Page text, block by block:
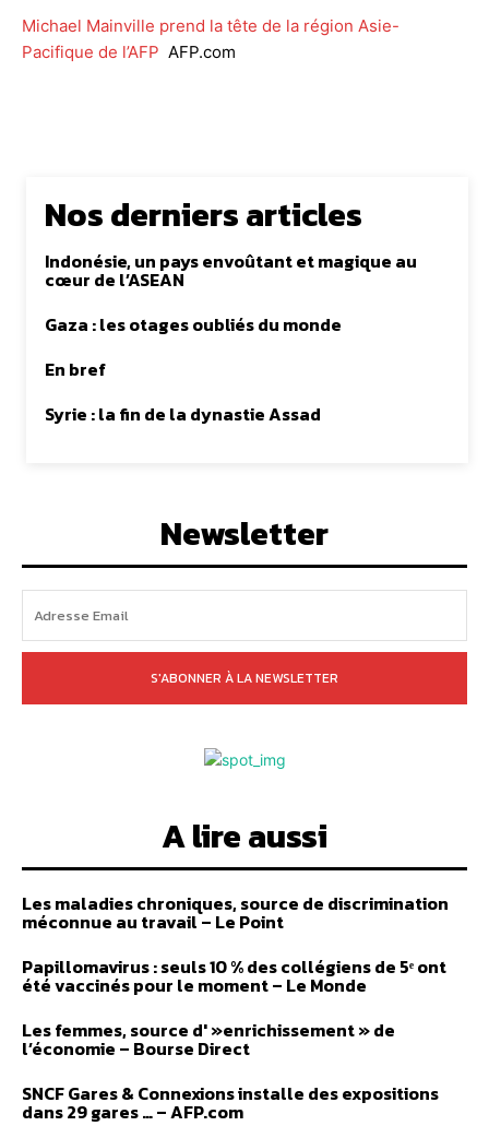
Michael Mainville prend la tête de la région Asie-
Pacifique de l’AFP AFP.com
Nos derniers articles
Indonésie, un pays envoûtant et magique au
cœur de l’ASEAN
Gaza : les otages oubliés du monde
En bref
Syrie : la fin de la dynastie Assad
Newsletter
S'ABONNER À LA NEWSLETTER
A lire aussi
Les maladies chroniques, source de discrimination
méconnue au travail – Le Point
Papillomavirus : seuls 10 % des collégiens de 5ᵉ ont
été vaccinés pour le moment – Le Monde
Les femmes, source d' »enrichissement » de
l’économie – Bourse Direct
SNCF Gares & Connexions installe des expositions
dans 29 gares … – AFP.com